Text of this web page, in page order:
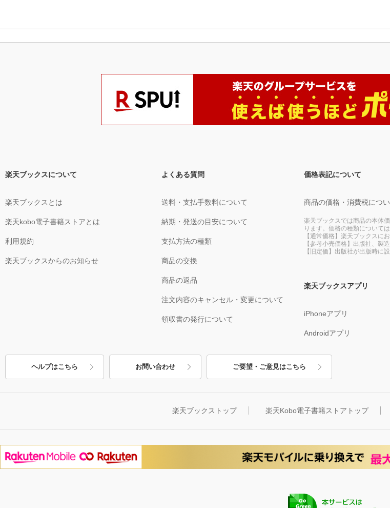
楽天ブックスについて
楽天ブックスとは
楽天kobo電子書籍ストアとは
利用規約
楽天ブックスからのお知らせ
よくある質問
送料・支払手数料について
納期・発送の目安について
支払方法の種類
商品の交換
商品の返品
注文内容のキャンセル・変更について
領収書の発行について
価格表記について
商品の価格・消費税につ
楽天ブックスでは商品の本体
ります。価格の種類について
【通常価格】楽天ブックスに
【参考小売価格】出版社、製
【旧定価】出版社が出版時に
楽天ブックスアプリ
iPhoneアプリ
Androidアプリ
ヘルプはこちら お問い合わせ ご要望・ご意見はこちら
楽天ブックストップ 楽天Kobo電子書籍ストアトップ